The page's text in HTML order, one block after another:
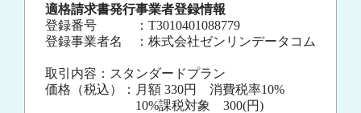
適格請求書発行事業者登録情報
登録番号 ：T3010401088779
登録事業者名 ：株式会社ゼンリンデータコム
取引内容：スタンダードプラン
価格（税込）：月額 330円 消費税率10%
10%課税対象 300(円)